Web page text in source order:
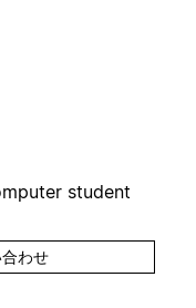
student
わせ